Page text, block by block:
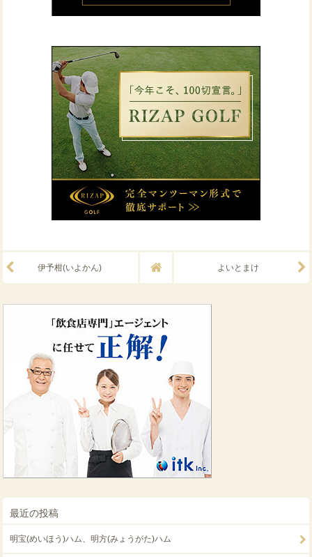
よいとまけ
伊予柑(いよかん)
最近の投稿
明宝(めいほう)ハム、明方(みょうがた)ハム